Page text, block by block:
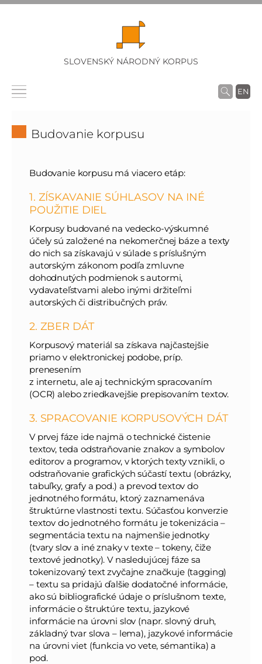
SLOVENSKÝ NÁRODNÝ KORPUS
EN
Budovanie korpusu
Budovanie korpusu má viacero etáp:
1. ZÍSKAVANIE SÚHLASOV NA INÉ
POUŽITIE DIEL
Korpusy budované na vedecko-výskumné
účely sú založené na nekomerčnej báze a texty
do nich sa získavajú v súlade s príslušným
autorským zákonom podľa zmluvne
dohodnutých podmienok s autormi,
vydavateľstvami alebo inými držiteľmi
autorských či distribučných práv.
2. ZBER DÁT
Korpusový materiál sa získava najčastejšie
priamo v elektronickej podobe, príp.
prenesením
z internetu, ale aj technickým spracovaním
(OCR) alebo zriedkavejšie prepisovaním textov.
3. SPRACOVANIE KORPUSOVÝCH DÁT
V prvej fáze ide najmä o technické čistenie
textov, teda odstraňovanie znakov a symbolov
editorov a programov, v ktorých texty vznikli, o
odstraňovanie grafických súčastí textu (obrázky,
tabuľky, grafy a pod.) a prevod textov do
jednotného formátu, ktorý zaznamenáva
štruktúrne vlastnosti textu. Súčasťou konverzie
textov do jednotného formátu je tokenizácia –
segmentácia textu na najmenšie jednotky
(tvary slov a iné znaky v texte – tokeny, čiže
textové jednotky). V nasledujúcej fáze sa
tokenizovaný text zvyčajne značkuje (tagging)
– textu sa pridajú ďalšie dodatočné informácie,
ako sú bibliografické údaje o príslušnom texte,
informácie o štruktúre textu, jazykové
informácie na úrovni slov (napr. slovný druh,
základný tvar slova – lema), jazykové informácie
na úrovni viet (funkcia vo vete, sémantika) a
pod.